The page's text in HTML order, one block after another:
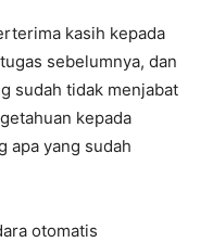
kasih kepada
sebelumnya, dan
sudah tidak menjabat
kepada
apa yang sudah
otomatis